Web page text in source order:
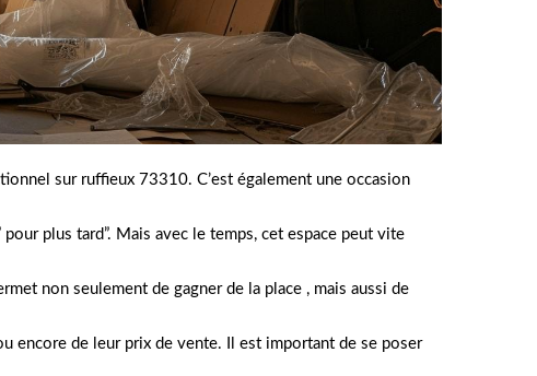
sur ruffieux 73310. C’est également une occasion
plus tard”. Mais avec le temps, cet espace peut vite
non seulement de gagner de la place , mais aussi de
encore de leur prix de vente. Il est important de se poser